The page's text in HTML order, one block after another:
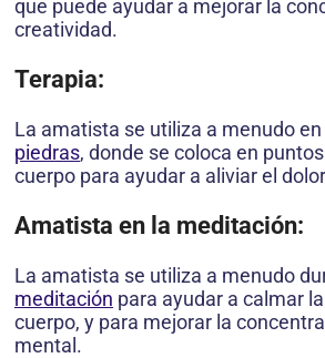
que puede ayudar a mejorar la
creatividad.
Terapia:
La amatista se utiliza a menudo en
piedras, donde se coloca en
cuerpo para ayudar a aliviar el
Amatista en la meditación:
La amatista se utiliza a menudo
meditación para ayudar a calmar
cuerpo, y para mejorar la
mental.